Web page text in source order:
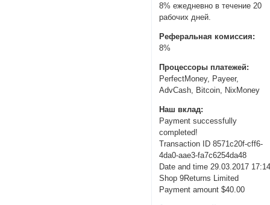
8% ежедневно в течение 20
рабочих дней.
Реферальная комиссия:
8%
Процессоры платежей:
PerfectMoney, Payeer,
AdvCash, Bitcoin, NixMoney
Наш вклад:
Payment successfully
completed!
Transaction ID 8571c20f-cff6-
4da0-aae3-fa7c6254da48
Date and time 29.03.2017
Shop 9Returns Limited
Payment amount $40.00